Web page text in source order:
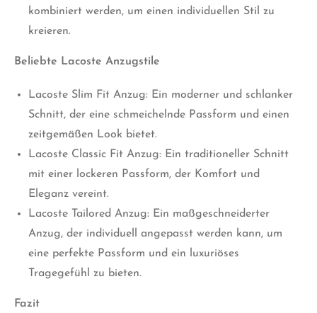
kombiniert werden, um einen individuellen Stil zu
kreieren.
Beliebte Lacoste Anzugstile
Lacoste Slim Fit Anzug: Ein moderner und schlanker
Schnitt, der eine schmeichelnde Passform und einen
zeitgemäßen Look bietet.
Lacoste Classic Fit Anzug: Ein traditioneller Schnitt
mit einer lockeren Passform, der Komfort und
Eleganz vereint.
Lacoste Tailored Anzug: Ein maßgeschneiderter
Anzug, der individuell angepasst werden kann, um
eine perfekte Passform und ein luxuriöses
Tragegefühl zu bieten.
Fazit